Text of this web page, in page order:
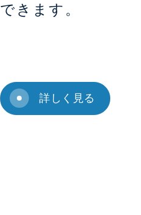
できます。
詳しく見る